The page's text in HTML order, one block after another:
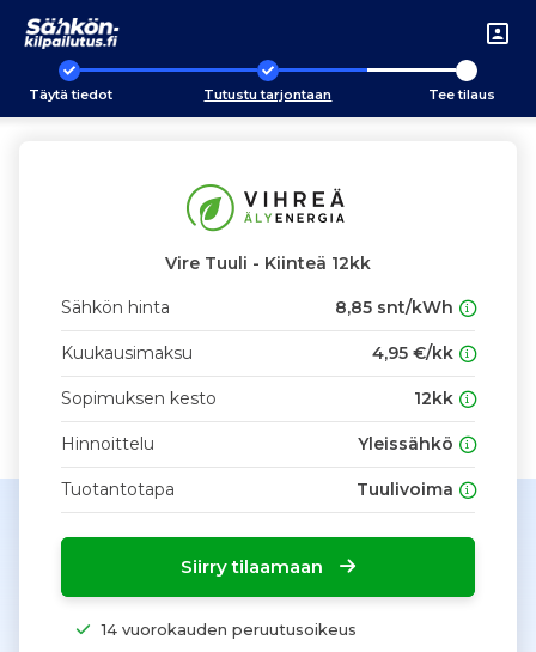
Täytä tiedot Tutustu tarjontaan Tee tilaus
Vire Tuuli - Kiinteä 12kk
Sähkön hinta 8,85 snt/kWh
Kuukausimaksu 4,95 €/kk
Sopimuksen kesto 12kk
Hinnoittelu Yleissähkö
Tuotantotapa Tuulivoima
Siirry tilaamaan
14 vuorokauden peruutusoikeus